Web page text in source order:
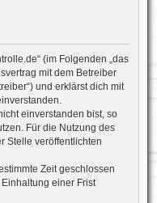
(im Folgenden „das
mit dem Betreiber
und erklärst dich mit
einverstanden bist, so
Für die Nutzung des
Stelle veröffentlichten
Zeit geschlossen
einer Frist